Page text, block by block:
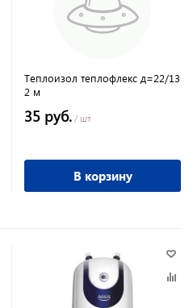
Теплоизол теплофлекс д=22/13
2 м
35 руб. / шт
В корзину